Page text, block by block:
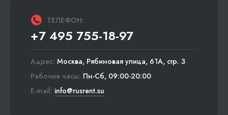
ТЕЛЕФОН:
+7 495 755-18-97
Адрес: Москва, Рябиновая улица, 61А, стр. 3
Рабочие часы: Пн-Сб, 09:00-20:00
E-mail: info@rusrent.su